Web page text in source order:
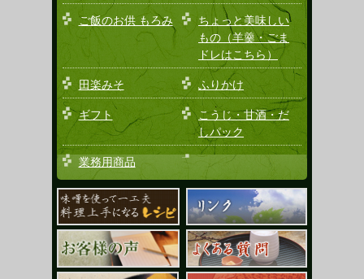
ご飯のお供 もろみ
ちょっと美味しい
もの（羊羹・ごま
ドレはこちら）
田楽みそ ふりかけ
ギフト
こうじ・甘酒・だ
しパック
業務用商品